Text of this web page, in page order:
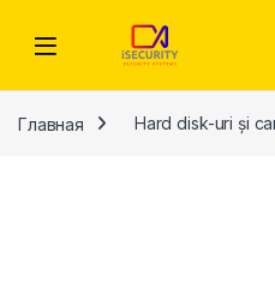
Главная Hard disk-uri și